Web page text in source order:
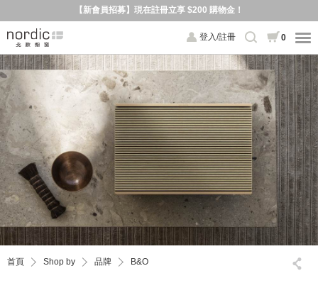
【新會員招募】現在註冊立享 $200 購物金！
登入/註冊 0
首頁 Shop by 品牌 B&O